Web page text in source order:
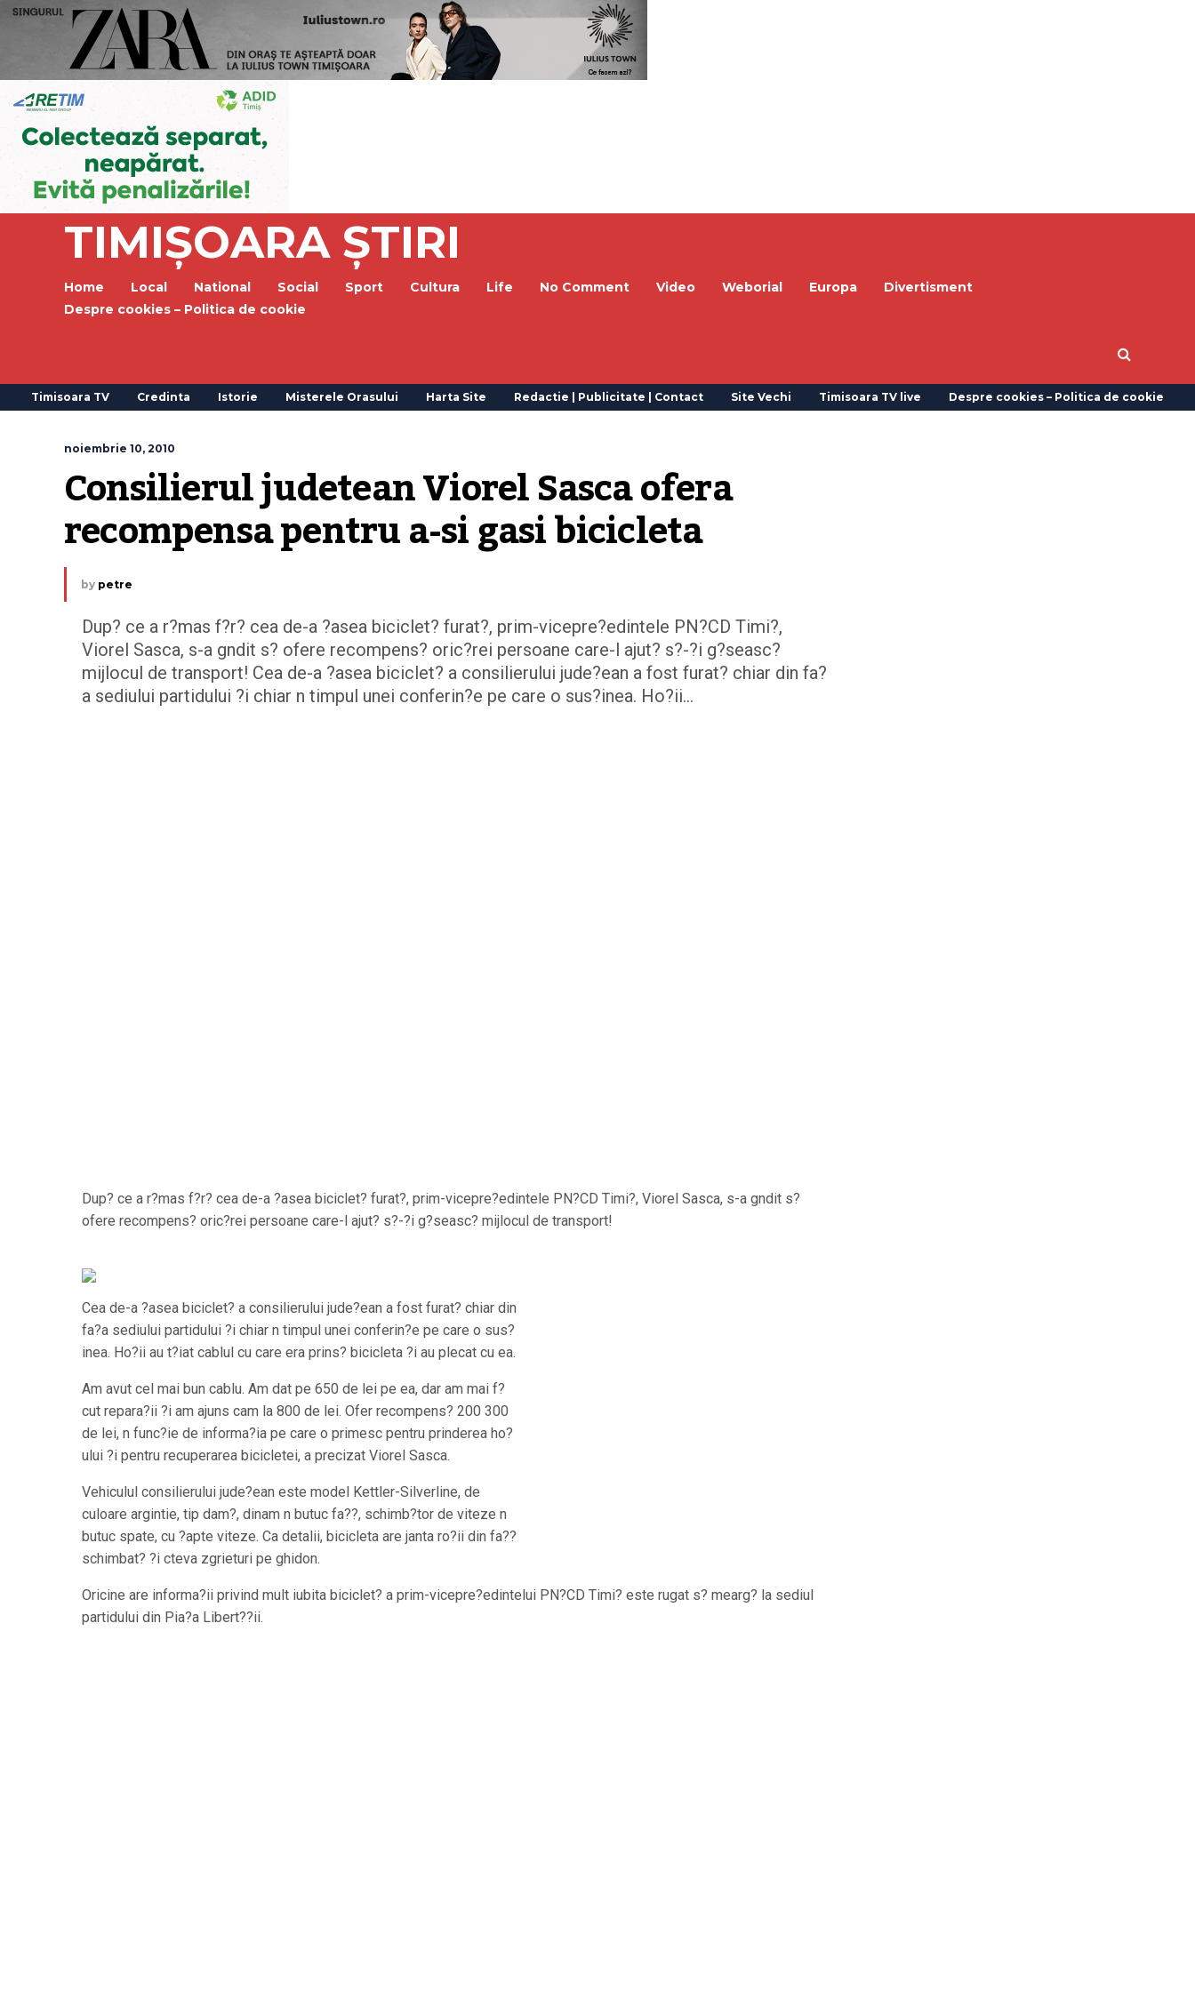
TIMIȘOARA ȘTIRI
Home Local National Social Sport Cultura Life No Comment Video Weborial Europa
Divertisment
Despre cookies – Politica de cookie
Timisoara TV Credinta Istorie Misterele Orasului Harta Site Redactie | Publicitate | Contact Site Vechi Timisoara TV live Despre cookies – Politica de cookie
noiembrie 10, 2010
Consilierul judetean Viorel Sasca ofera
recompensa pentru a-si gasi bicicleta
by petre
Dup? ce a r?mas f?r? cea de-a ?asea biciclet? furat?, prim-vicepre?edintele PN?CD Timi?,
Viorel Sasca, s-a gndit s? ofere recompens? oric?rei persoane care-l ajut? s?-?i g?seasc?
mijlocul de transport! Cea de-a ?asea biciclet? a consilierului jude?ean a fost furat? chiar din fa?
a sediului partidului ?i chiar n timpul unei conferin?e pe care o sus?inea. Ho?ii…
Dup? ce a r?mas f?r? cea de-a ?asea biciclet? furat?, prim-vicepre?edintele PN?CD Timi?, Viorel Sasca, s-a gndit s?
ofere recompens? oric?rei persoane care-l ajut? s?-?i g?seasc? mijlocul de transport!
Cea de-a ?asea biciclet? a consilierului jude?ean a fost furat? chiar din
fa?a sediului partidului ?i chiar n timpul unei conferin?e pe care o sus?
inea. Ho?ii au t?iat cablul cu care era prins? bicicleta ?i au plecat cu ea.
Am avut cel mai bun cablu. Am dat pe 650 de lei pe ea, dar am mai f?
cut repara?ii ?i am ajuns cam la 800 de lei. Ofer recompens? 200 300
de lei, n func?ie de informa?ia pe care o primesc pentru prinderea ho?
ului ?i pentru recuperarea bicicletei, a precizat Viorel Sasca.
Vehiculul consilierului jude?ean este model Kettler-Silverline, de
culoare argintie, tip dam?, dinam n butuc fa??, schimb?tor de viteze n
butuc spate, cu ?apte viteze. Ca detalii, bicicleta are janta ro?ii din fa??
schimbat? ?i cteva zgrieturi pe ghidon.
Oricine are informa?ii privind mult iubita biciclet? a prim-vicepre?edintelui PN?CD Timi? este rugat s? mearg? la sediul
partidului din Pia?a Libert??ii.